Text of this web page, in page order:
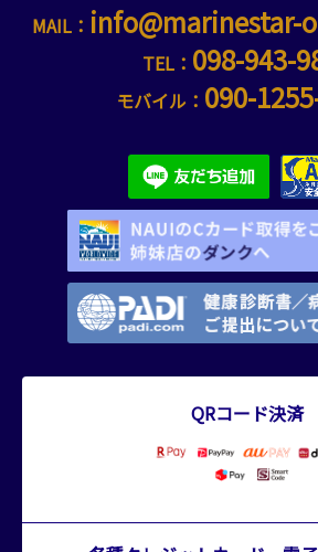
MAIL： info@marinestar-
TEL： 098-943-
モバイル： 090-
QRコード決済